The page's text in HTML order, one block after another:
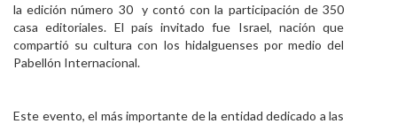
la edición número 30 y contó con la participación de 350
casa editoriales. El país invitado fue Israel, nación que
compartió su cultura con los hidalguenses por medio del
Pabellón Internacional.
Este evento, el más importante de la entidad dedicado a las